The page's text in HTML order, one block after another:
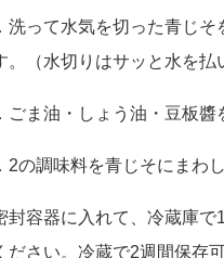
醬： 小さじ1/2（ラー油や
。（水切りはサッと水を
ごま油・しょう油・豆板